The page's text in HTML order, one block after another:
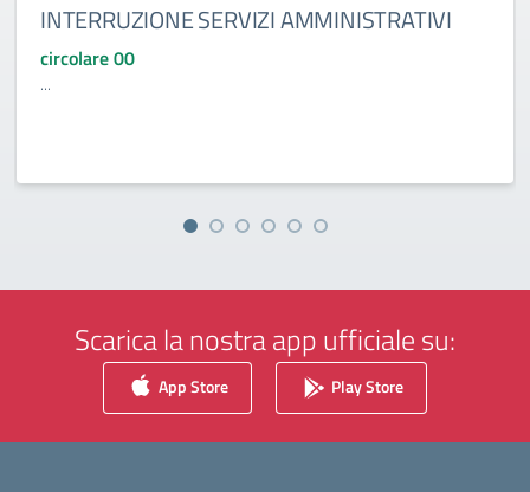
INTERRUZIONE SERVIZI AMMINISTRATIVI
circolare 00
...
Scarica la nostra app ufficiale su:
App Store Play Store